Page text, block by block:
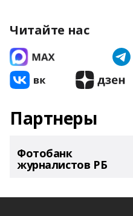
Читайте нас
Партнеры
Фотобанк
журналистов РБ